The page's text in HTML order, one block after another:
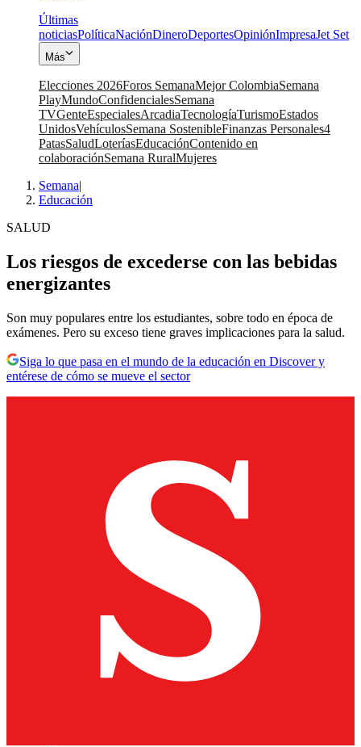
Últimas
noticiasPolíticaNaciónDineroDeportesOpiniónImpresaJet Set
Más
Elecciones 2026Foros SemanaMejor ColombiaSemana
PlayMundoConfidencialesSemana
TVGenteEspecialesArcadiaTecnologíaTurismoEstados
UnidosVehículosSemana SostenibleFinanzas Personales4
PatasSaludLoteríasEducaciónContenido en
colaboraciónSemana RuralMujeres
Semana|
Educación
SALUD
Los riesgos de excederse con las bebidas
energizantes
Son muy populares entre los estudiantes, sobre todo en época de
exámenes. Pero su exceso tiene graves implicaciones para la salud.
Siga lo que pasa en el mundo de la educación en Discover y
entérese de cómo se mueve el sector